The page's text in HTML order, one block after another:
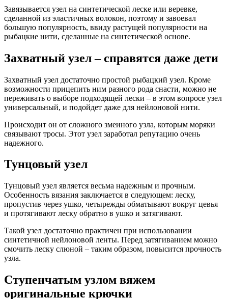
Завязывается узел на синтетической леске или веревке,
сделанной из эластичных волокон, поэтому и завоевал
большую популярность, ввиду растущей популярности на
рыбацкие нити, сделанные на синтетической основе.
Захватный узел – справятся даже дети
Захватный узел достаточно простой рыбацкий узел. Кроме
возможности прицепить ним разного рода снасти, можно не
переживать о выборе подходящей лески – в этом вопросе узел
универсальный, и подойдет даже для нейлоновой нити.
Происходит он от сложного змеиного узла, которым моряки
связывают тросы. Этот узел заработал репутацию очень
надежного.
Тунцовый узел
Тунцовый узел является весьма надежным и прочным.
Особенность вязания заключается в следующем: леску,
пропустив через ушко, четырежды обматывают вокруг цевья
и протягивают леску обратно в ушко и затягивают.
Такой узел достаточно практичен при использовании
синтетичной нейлоновой ленты. Перед затягиванием можно
смочить леску слюной – таким образом, повысится прочность
узла.
Ступенчатым узлом вяжем
оригинальные крючки